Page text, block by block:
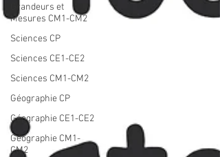
Grandeurs et
Mesures CM1-CM2
Sciences CP
Sciences CE1-CE2
Sciences CM1-CM2
Géographie CP
Géographie CE1-CE2
Géographie CM1-
CM2